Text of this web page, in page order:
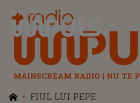
Radio Impuls
FIUL LUI PEPE